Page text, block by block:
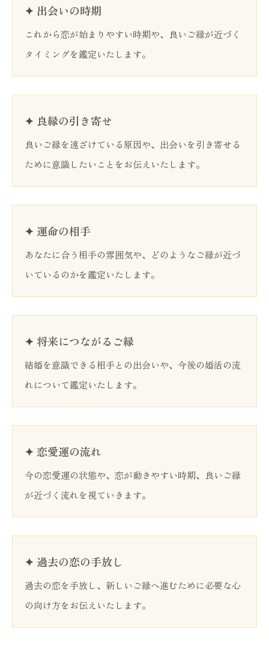
✦ 出会いの時期
これから恋が始まりやすい時期や、良いご縁が近づく
タイミングを鑑定いたします。
✦ 良縁の引き寄せ
良いご縁を遠ざけている原因や、出会いを引き寄せる
ために意識したいことをお伝えいたします。
✦ 運命の相手
あなたに合う相手の雰囲気や、どのようなご縁が近づ
いているのかを鑑定いたします。
✦ 将来につながるご縁
結婚を意識できる相手との出会いや、今後の婚活の流
れについて鑑定いたします。
✦ 恋愛運の流れ
今の恋愛運の状態や、恋が動きやすい時期、良いご縁
が近づく流れを視ていきます。
✦ 過去の恋の手放し
過去の恋を手放し、新しいご縁へ進むために必要な心
の向け方をお伝えいたします。